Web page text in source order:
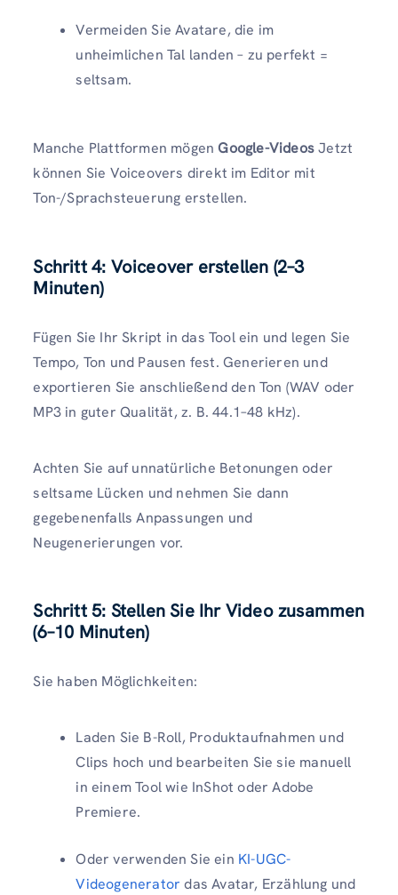
Vermeiden Sie Avatare, die im
unheimlichen Tal landen – zu perfekt =
seltsam.
Manche Plattformen mögenGoogle-VideosJetzt
können Sie Voiceovers direkt im Editor mit
Ton-/Sprachsteuerung erstellen.
Schritt 4: Voiceover erstellen (2–3
Minuten)
Fügen Sie Ihr Skript in das Tool ein und legen Sie
Tempo, Ton und Pausen fest. Generieren und
exportieren Sie anschließend den Ton (WAV oder
MP3 in guter Qualität, z. B. 44.1–48 kHz).
Achten Sie auf unnatürliche Betonungen oder
seltsame Lücken und nehmen Sie dann
gegebenenfalls Anpassungen und
Neugenerierungen vor.
Schritt 5: Stellen Sie Ihr Video zusammen
(6–10 Minuten)
Sie haben Möglichkeiten:
Laden Sie B-Roll, Produktaufnahmen und
Clips hoch und bearbeiten Sie sie manuell
in einem Tool wie InShot oder Adobe
Premiere.
Oder verwenden Sie ein KI-UGC-
Videogenerator das Avatar, Erzählung und